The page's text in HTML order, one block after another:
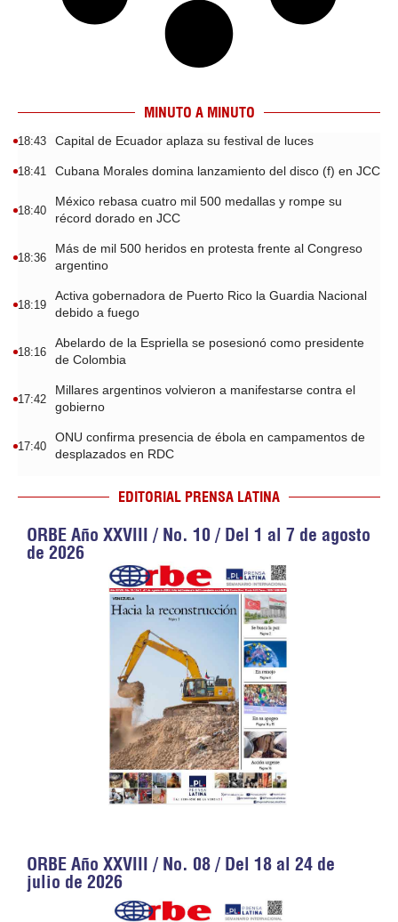
MINUTO A MINUTO
18:43 Capital de Ecuador aplaza su festival de luces
18:41 Cubana Morales domina lanzamiento del disco (f) en JCC
18:40
México rebasa cuatro mil 500 medallas y rompe su
récord dorado en JCC
18:36
Más de mil 500 heridos en protesta frente al Congreso
argentino
18:19
Activa gobernadora de Puerto Rico la Guardia Nacional
debido a fuego
18:16
Abelardo de la Espriella se posesionó como presidente
de Colombia
17:42
Millares argentinos volvieron a manifestarse contra el
gobierno
17:40
ONU confirma presencia de ébola en campamentos de
desplazados en RDC
EDITORIAL PRENSA LATINA
ORBE Año XXVIII / No. 10 / Del 1 al 7 de agosto
de 2026
ORBE Año XXVIII / No. 08 / Del 18 al 24 de
julio de 2026